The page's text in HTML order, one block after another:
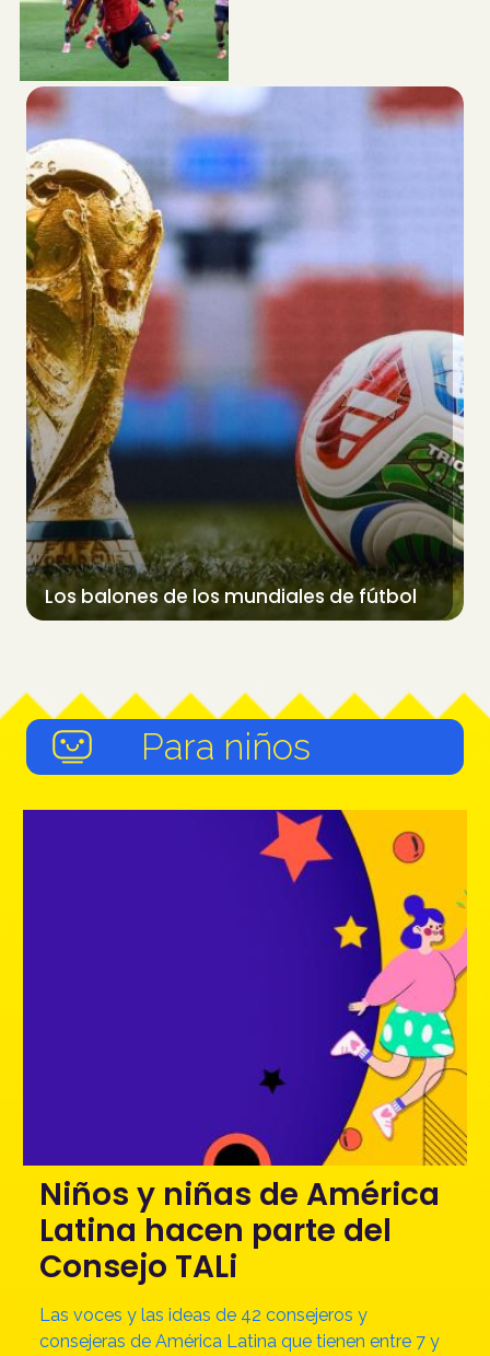
Los balones de los mundiales de fútbol
Para niños
Niños y niñas de América
Latina hacen parte del
Consejo TALi
Las voces y las ideas de 42 consejeros y
consejeras de América Latina que tienen entre 7 y